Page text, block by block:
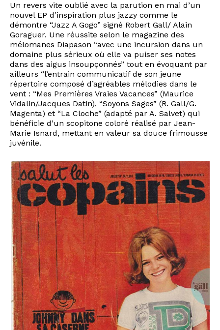
Un revers vite oublié avec la parution en mai d’un
nouvel EP d’inspiration plus jazzy comme le
démontre “Jazz A Gogo” signé Robert Gall/ Alain
Goraguer. Une réussite selon le magazine des
mélomanes Diapason “avec une incursion dans un
domaine plus sérieux où elle va puiser ses notes
dans des aigus insoupçonnés” tout en évoquant par
ailleurs “l’entrain communicatif de son jeune
répertoire composé d’agréables mélodies dans le
vent : “Mes Premières Vraies Vacances” (Maurice
Vidalin/Jacques Datin), “Soyons Sages” (R. Gall/G.
Magenta) et “La Cloche” (adapté par A. Salvet) qui
bénéficie d’un scopitone coloré réalisé par Jean-
Marie Isnard, mettant en valeur sa douce frimousse
juvénile.